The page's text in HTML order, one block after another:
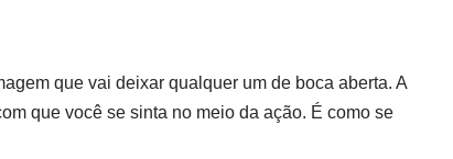
que vai deixar qualquer um de boca aberta. A
que você se sinta no meio da ação. É como se